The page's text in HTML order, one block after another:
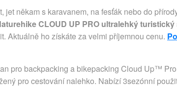
jet někam s karavanem, na fesťák nebo do
CLOUD UP PRO ultralehký
Aktuálně ho získáte za velmi příjemnou cenu.
pro backpacking a bikepacking Cloud Up™
pro cestování nalehko. Nabízí 3sezónní